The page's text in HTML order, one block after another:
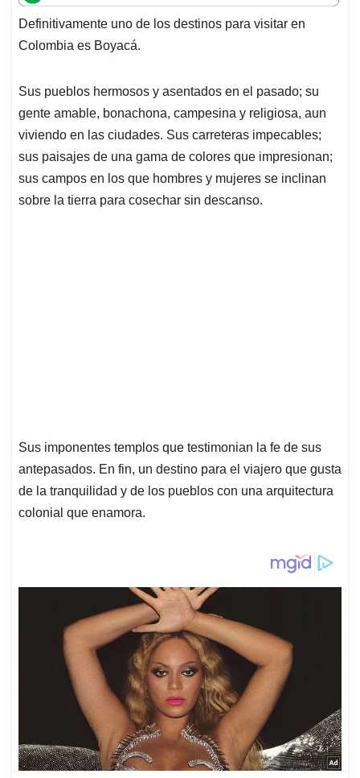
t
s
A
p
e
b
o
k
k
e
d
n
i
l
e
a
Definitivamente uno de los destinos para visitar en
Colombia es Boyacá.
Sus pueblos hermosos y asentados en el pasado; su
gente amable, bonachona, campesina y religiosa, aun
viviendo en las ciudades. Sus carreteras impecables;
sus paisajes de una gama de colores que impresionan;
sus campos en los que hombres y mujeres se inclinan
sobre la tierra para cosechar sin descanso.
Sus imponentes templos que testimonian la fe de sus
antepasados. En fin, un destino para el viajero que gusta
de la tranquilidad y de los pueblos con una arquitectura
colonial que enamora.